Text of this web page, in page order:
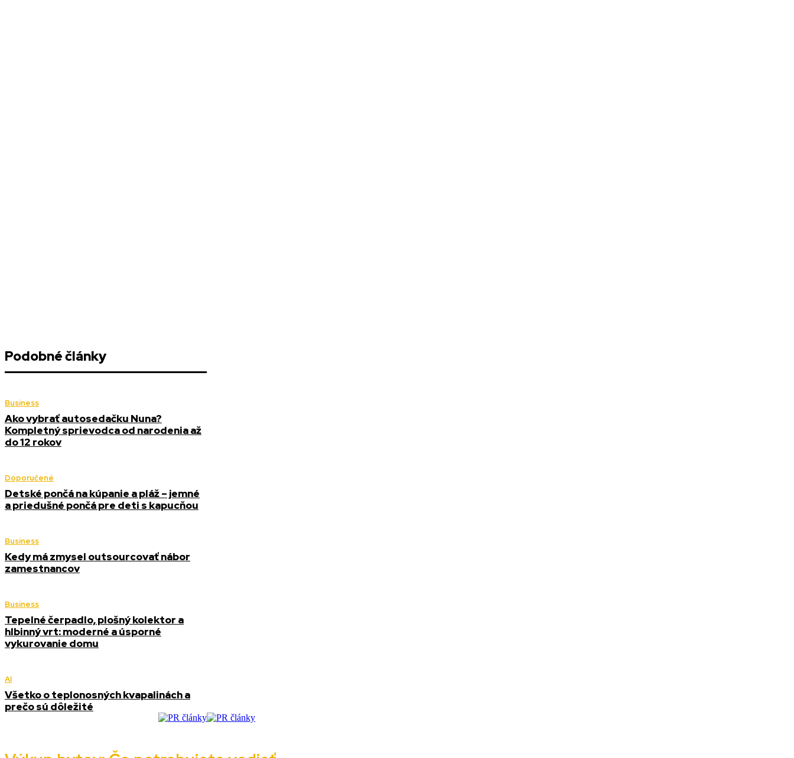
Podobné články
Business
Ako vybrať autosedačku Nuna?
Kompletný sprievodca od narodenia až
do 12 rokov
Doporučené
Detské pončá na kúpanie a pláž – jemné
a priedušné pončá pre deti s kapucňou
Business
Kedy má zmysel outsourcovať nábor
zamestnancov
Business
Tepelné čerpadlo, plošný kolektor a
hlbinný vrt: moderné a úsporné
vykurovanie domu
AI
Všetko o teplonosných kvapalinách a
prečo sú dôležité